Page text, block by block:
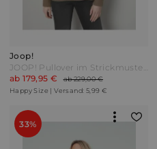
Joop!
JOOP! Pullover im Strickmuster-Mix-Design Beige
ab 179,95 €
ab 229,00 €
Happy Size | Versand: 5,99 €
33%